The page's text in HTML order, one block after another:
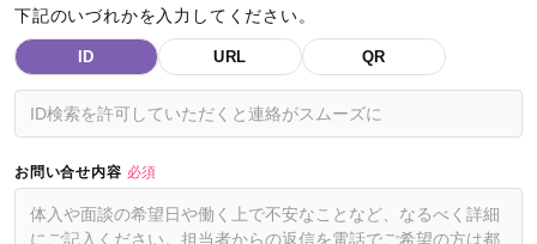
下記のいづれかを入力してください。
ID URL QR
お問い合せ内容 必須